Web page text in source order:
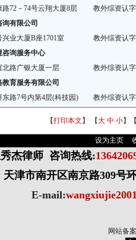
72－74号云翔大厦8层
教外综资认
有限公司
业大厦B座1701室
教外综资认
咨询服务中心
北路广银大厦一层
教外综资认
育服务有限公司
路7号内第4层(科技园)
教外综资认
【打印本文 】 【大 中 小】
设为主页
杰律师 咨询热线:
天津市南开区南京路309号
E-mail:
网站备